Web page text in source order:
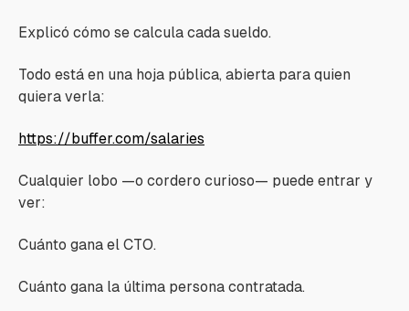
Explicó cómo se calcula cada sueldo.
Todo está en una hoja pública, abierta para quien
quiera verla:
https://buffer.com/salaries
Cualquier lobo —o cordero curioso— puede entrar y
ver:
Cuánto gana el CTO.
Cuánto gana la última persona contratada.